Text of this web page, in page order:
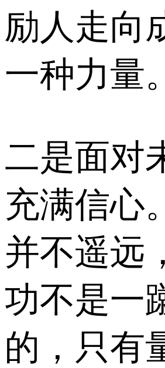
励人走向
一种力量。
二是面对
充满信心
并不遥远
功不是一
的，只有